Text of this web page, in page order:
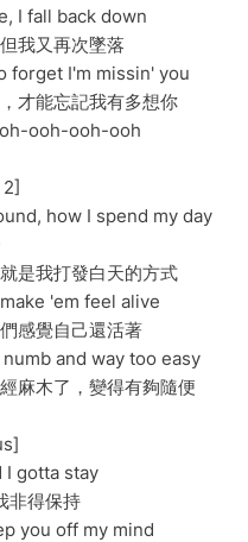
I fall back down
我又再次墜落
forget I'm missin' you
才能忘記我有多想你
ooh-ooh-ooh
how I spend my day
是我打發白天的方式
'em feel alive
感覺自己還活著
and way too easy
麻木了，變得有夠隨便
I gotta stay
非得保持
you off my mind